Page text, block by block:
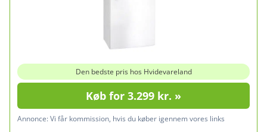
Den bedste pris hos Hvidevareland
Køb for 3.299 kr. »
Annonce:Vi får kommission, hvis du køber igennem vores links